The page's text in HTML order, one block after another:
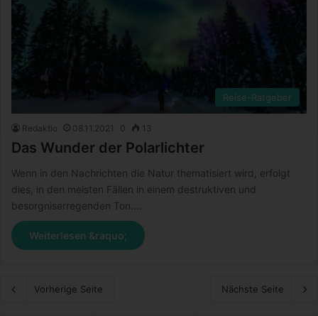
Reise-Ratgeber
Redaktio 08.11.2021 0 13
Das Wunder der Polarlichter
Wenn in den Nachrichten die Natur thematisiert wird, erfolgt
dies, in den meisten Fällen in einem destruktiven und
besorgniserregenden Ton.…
Weiterlesen &raquo;
Vorherige Seite Nächste Seite